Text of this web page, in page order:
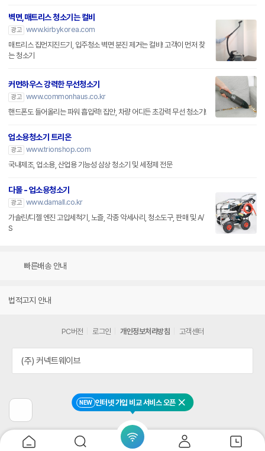
NEW 인터넷 가입 비교 서비스 오픈 닫기
벽면,매트리스 청소기는 컬비
광고 www.kirbykorea.com
매트리스 집먼지진드기, 입주청소 벽면 분진 제거는 컬비! 고객이 먼저 찾
는 청소기
커먼하우스 강력한 무선청소기
광고 www.commonhaus.co.kr
핸드폰도 들어올리는 파워 흡입력! 집안, 차량 어디든 초강력 무선 청소기!
업소용청소기 트리온
광고 www.trionshop.com
국내제조, 업소용, 산업용 기능성 삼상 청소기 및 세정제 전문
다몰 - 업소용청소기
광고 www.damall.co.kr
가솔린/디젤 엔진 고압세척기, 노즐, 각종 악세사리, 청소도구, 판매 및 A/
S
빠른배송 안내
법적고지 안내
전
페
이
지
PC버전 로그인 개인정보처리방침 고객센터
(주) 커넥트웨이브